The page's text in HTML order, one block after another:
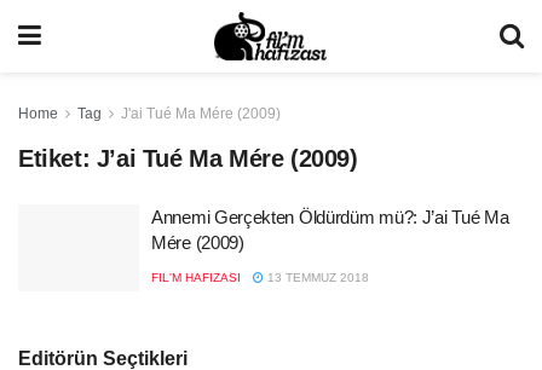
Home Tag J'ai Tué Ma Mére (2009)
Etiket: J’ai Tué Ma Mére (2009)
Annemi Gerçekten Öldürdüm mü?: J’ai Tué Ma
Mére (2009)
FIL'M HAFIZASI 13 TEMMUZ 2018
Editörün Seçtikleri